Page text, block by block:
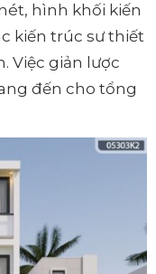
hình khối kiến
kiến trúc sư thiết
Việc giản lược
đến cho tổng